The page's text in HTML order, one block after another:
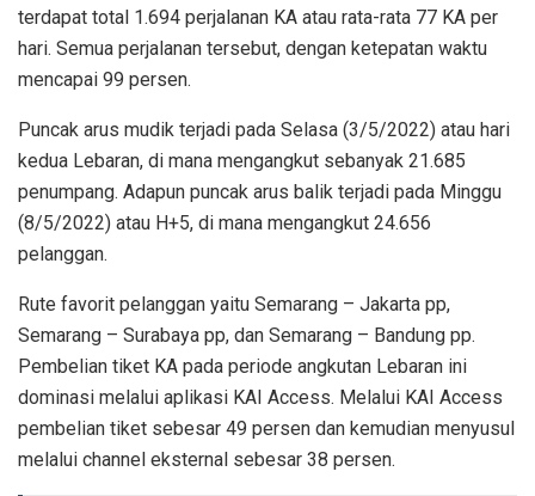
terdapat total 1.694 perjalanan KA atau rata-rata 77 KA per
hari. Semua perjalanan tersebut, dengan ketepatan waktu
mencapai 99 persen.
Puncak arus mudik terjadi pada Selasa (3/5/2022) atau hari
kedua Lebaran, di mana mengangkut sebanyak 21.685
penumpang. Adapun puncak arus balik terjadi pada Minggu
(8/5/2022) atau H+5, di mana mengangkut 24.656
pelanggan.
Rute favorit pelanggan yaitu Semarang – Jakarta pp,
Semarang – Surabaya pp, dan Semarang – Bandung pp.
Pembelian tiket KA pada periode angkutan Lebaran ini
dominasi melalui aplikasi KAI Access. Melalui KAI Access
pembelian tiket sebesar 49 persen dan kemudian menyusul
melalui channel eksternal sebesar 38 persen.